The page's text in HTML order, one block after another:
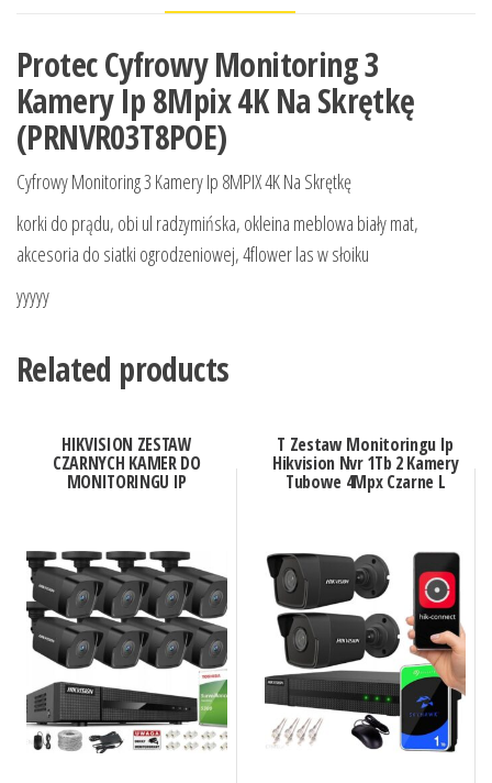
Protec Cyfrowy Monitoring 3
Kamery Ip 8Mpix 4K Na Skrętkę
(PRNVR03T8POE)
Cyfrowy Monitoring 3 Kamery Ip 8MPIX 4K Na Skrętkę
korki do prądu, obi ul radzymińska, okleina meblowa biały mat,
akcesoria do siatki ogrodzeniowej, 4flower las w słoiku
yyyyy
Related products
HIKVISION ZESTAW
CZARNYCH KAMER DO
MONITORINGU IP
T Zestaw Monitoringu Ip
Hikvision Nvr 1Tb 2 Kamery
Tubowe 4Mpx Czarne L